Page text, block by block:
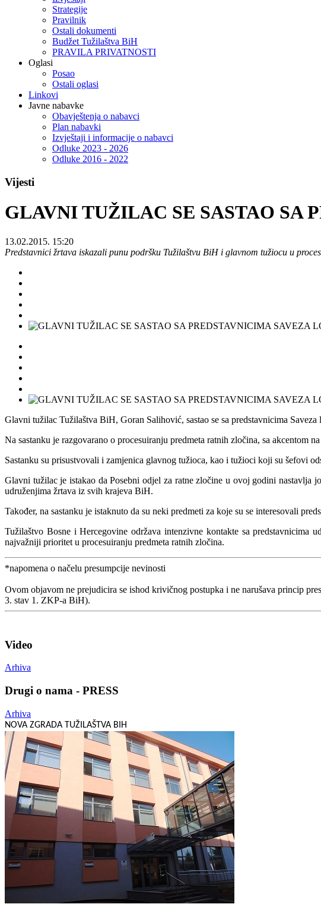
Strategije
Pravilnik
Ostali dokumenti
Budžet Tužilaštva BiH
PRAVILA PRIVATNOSTI
Oglasi
Posao
Ostali oglasi
Linkovi
Javne nabavke
Obavještenja o nabavci
Plan nabavki
Izvještaji i informacije o nabavci
Odluke 2023 - 2026
Odluke 2016 - 2022
Vijesti
GLAVNI TUŽILAC SE SASTAO SA
13.02.2015. 15:20
Predstavnici žrtava iskazali punu podršku Tužilaštvu BiH i glavnom tužiocu u
Glavni tužilac Tužilaštva BiH, Goran Salihović, sastao se sa predstavnicima
Na sastanku je razgovarano o procesuiranju predmeta ratnih zločina, sa akcentom
Sastanku su prisustvovali i zamjenica glavnog tužioca, kao i tužioci koji su šefovi
Glavni tužilac je istakao da Posebni odjel za ratne zločine u ovoj godini nastavlja
udruženjima žrtava iz svih krajeva BiH.
Također, na sastanku je istaknuto da su neki predmeti za koje su se interesovali
Tužilaštvo Bosne i Hercegovine održava intenzivne kontakte sa predstavnicima
najvažniji prioritet u procesuiranju predmeta ratnih zločina.
*napomena o načelu presumpcije nevinosti
Ovom objavom ne prejudicira se ishod krivičnog postupka i ne narušava princip
3. stav 1. ZKP-a BiH).
Video
Arhiva
Drugi o nama - PRESS
Arhiva
NOVA ZGRADA TUŽILAŠTVA BIH